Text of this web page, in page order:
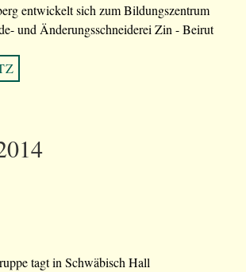
entwickelt sich zum Bildungszentrum
und Änderungsschneiderei Zin - Beirut
tagt in Schwäbisch Hall